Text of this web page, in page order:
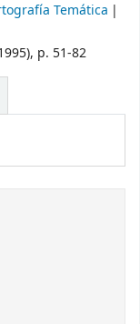
Temática
p. 51-82